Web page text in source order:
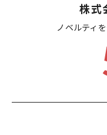
株式
ノベルティ